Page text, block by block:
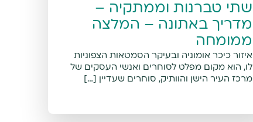
שתי טברנות וממתקיה –
מדריך באתונה – המלצה
ממומחה
איזור כיכר אומוניה ובעיקר הסמטאות הצפוניות
לו, הוא מקום מפלט לסוחרים ואנשי העסקים של
מרכז העיר הישן והוותיק, סוחרים שעדיין […]